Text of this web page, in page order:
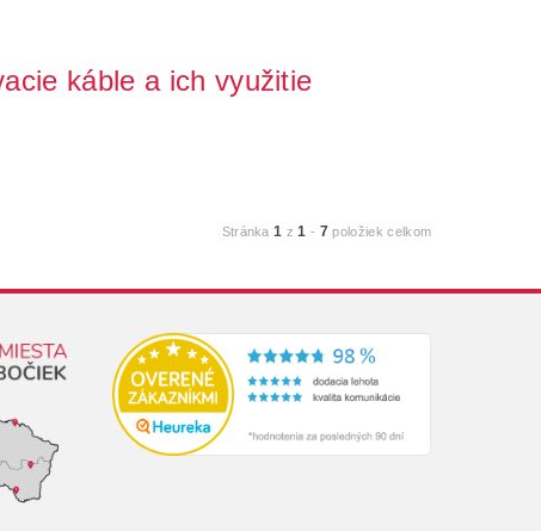
káble a ich využitie
Stránka1 z1 - 7 položiek celkom